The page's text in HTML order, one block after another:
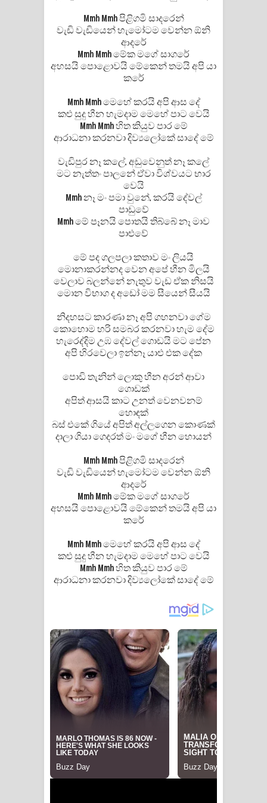
ගීතයේ පද පෙළ
Mmh Mmh පිළිගමි සාදරෙන්
වැඩි වැඩියෙන් හැමෝටම වෙන්න ඕනි
ආදරේ
Mmh Mmh මේක මගේ සාගරේ
අහසයි පොළොවයි මේකෙන් තමයි අපි යා
කරේ
Mmh Mmh මෙහේ කරයි අපි ආස දේ
කළු සුදු හීන හැමදාම මෙහේ පාට වෙයි
Mmh Mmh හිත කියුව පාර මේ
ආරාධනා කරනවා දිව්‍යලෝකේ සාදේ මේ
වැඩිපුර නෑ කලේ, අඩුවෙනුත් නෑ කලේ
මට නැත්තං‍ පාලනේ ඒවා විශ්වයට භාර
වෙයි
Mmh නෑ මං පමා වුනේ, කරයි දේවල්
පාඩුවේ
Mmh මේ පෑනයි පොතයි තිබ්බේ නෑ මාව
පාළුවේ
මේ පද ගලපලා කතාව මං ලියයි
මොනාකරන්නද වෙන අපේ හීන මිලයි
වෙලාව බලන්නේ නැතුව වැඩ ඒක නිසයි
මොන විභාග ද අඩෝ මම සීයෙන් සීයයි
නිදහසට කාරණා නෑ අපි ගහනවා ගේම
කොහොම හරි සමබර කරනවා හැම දේම
හැ⁣රෙද්දිම උඹ දේවල් ගොඩයි මට පේන
අපි හිරවෙලා ඉන්නෑ යාළු එක දේක
පොඩි තැනින් ලොකු හීන අරන් ආවා
ගොඩක්
අපිත් ආසයි කාට උනත් වෙනවනම්
හොඳක්
බස් එකේ ගියේ අපිත් අල්ලගෙන කොණක්
දාලා ගියා ගෙදරත් මං මගේ හීන හොයන්
Mmh Mmh පිළිගමි සාදරෙන්
වැඩි වැඩියෙන් හැමෝටම වෙන්න ඕනි
ආදරේ
Mmh Mmh මේක මගේ සාගරේ
අහසයි පොළොවයි මේකෙන් තමයි අපි යා
කරේ
Mmh Mmh මෙහේ කරයි අපි ආස දේ
කළු සුදු හීන හැමදාම මෙහේ පාට වෙයි
Mmh Mmh හිත කියුව පාර මේ
ආරාධනා කරනවා දිව්‍යලෝකේ සාදේ මේ